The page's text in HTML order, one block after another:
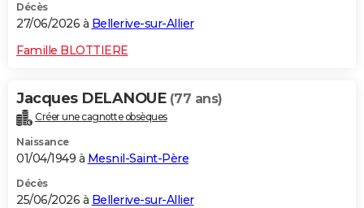
Décès
27/06/2026 à Bellerive-sur-Allier
Famille BLOTTIERE
Jacques DELANOUE (77 ans)
Créer une cagnotte obsèques
Naissance
01/04/1949 à Mesnil-Saint-Père
Décès
25/06/2026 à Bellerive-sur-Allier